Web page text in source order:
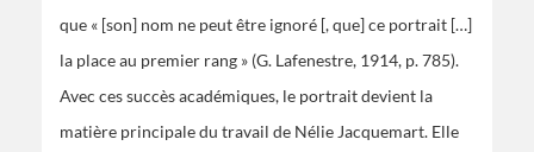
que « [son] nom ne peut être ignoré [, que] ce portrait […]
la place au premier rang » (G. Lafenestre, 1914, p. 785).
Avec ces succès académiques, le portrait devient la
matière principale du travail de Nélie Jacquemart. Elle